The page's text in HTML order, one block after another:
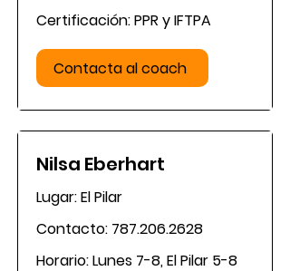
Certificación: PPR y IFTPA
Contacta al coach
Nilsa Eberhart
Lugar: El Pilar
Contacto: 787.206.2628
Horario: Lunes 7-8, El Pilar 5-8